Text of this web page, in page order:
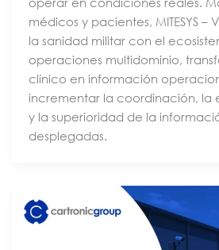
médicos y pacientes, MITESYS
la sanidad militar con el
operaciones multidominio,
clínico en información
incrementar la coordinación, la
y la superioridad de la
desplegadas.